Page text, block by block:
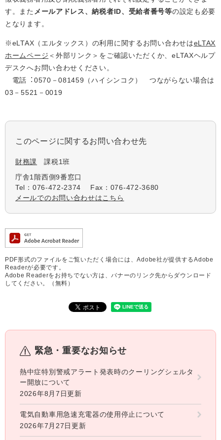
す。また メールアドレス、納税者ID、受給者番号等の設定も必要
となります。
※eLTAX（エルタックス）の利⽤に関するお問い合わせはeLTAX
ホームページ ＜外部リンク＞ をご確認いただくか、eLTAXヘルプ
デスクへお問い合わせください。
電話︓0570－081459（ハイシンコク） つながらない場合は
03－5521－0019
このページに関するお問い合わせ先
財務課
課税1班
庁舎1階西側9番窓口
Tel：076-472-2374
Fax：076-472-3680
メールでのお問い合わせはこちら
PDF形式のファイルをご覧いただく場合には、Adobe社が提供するAdobe
Readerが必要です。
Adobe Readerをお持ちでない方は、バナーのリンク先からダウンロード
してください。（無料）
緊急・重要なお知らせ
熱中症特別警戒アラート発表時のクーリングシェルタ
ー開放について
2026年8月7日更新
電気自動車用急速充電器の使用停止について
2026年7月27日更新